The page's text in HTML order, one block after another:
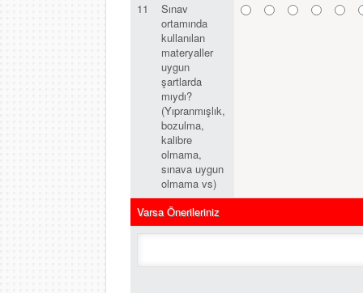
11
Sınav
ortamında
kullanılan
materyaller
uygun
şartlarda
mıydı?
(Yıpranmışlık,
bozulma,
kalibre
olmama,
sınava uygun
olmama vs)
Varsa Önerileriniz